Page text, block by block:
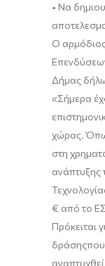
• Να
Ο
Δήμας
«Σήμερα
ε
χώρας.
στη
ανάπτυξης
€ από το
Πρόκειται
δράσης